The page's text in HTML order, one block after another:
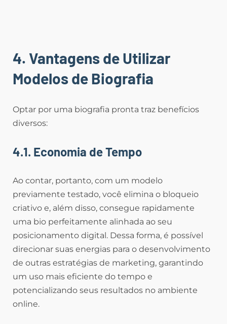
4. Vantagens de Utilizar
Modelos de Biografia
Optar por uma biografia pronta traz benefícios
diversos:
4.1. Economia de Tempo
Ao contar, portanto, com um modelo
previamente testado, você elimina o bloqueio
criativo e, além disso, consegue rapidamente
uma bio perfeitamente alinhada ao seu
posicionamento digital. Dessa forma, é possível
direcionar suas energias para o desenvolvimento
de outras estratégias de marketing, garantindo
um uso mais eficiente do tempo e
potencializando seus resultados no ambiente
online.